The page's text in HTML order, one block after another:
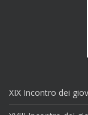
XIX Incontro dei